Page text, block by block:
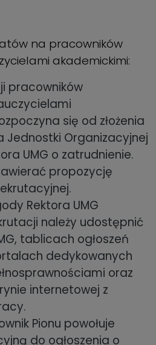
na pracowników
akademickimi:
pracowników
się od złożenia
Jednostki Organizacyjnej
UMG o zatrudnienie.
propozycję
Rektora UMG
należy udostępnić
tablicach ogłoszeń
dedykowanych
oraz
internetowej z
Pionu powołuje
do ogłoszenia o